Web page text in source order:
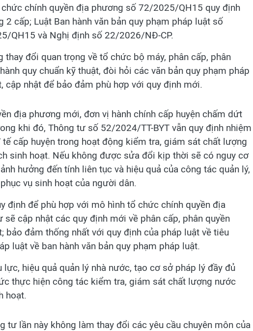
chính quyền địa phương số 72/2025/QH15 quy định
cấp; Luật Ban hành văn bản quy phạm pháp luật số
QH15 và Nghị định số 22/2026/NĐ-CP.
thay đổi quan trọng về tổ chức bộ máy, phân cấp, phân
quy chuẩn kỹ thuật, đòi hỏi các văn bản quy phạm pháp
cập nhật để bảo đảm phù hợp với quy định mới.
địa phương mới, đơn vị hành chính cấp huyện chấm dứt
khi đó, Thông tư số 52/2024/TT-BYT vẫn quy định nhiệm
tế cấp huyện trong hoạt động kiểm tra, giám sát chất lượng
sinh hoạt. Nếu không được sửa đổi kịp thời sẽ có nguy cơ
hưởng đến tính liên tục và hiệu quả của công tác quản lý,
vụ sinh hoạt của người dân.
định để phù hợp với mô hình tổ chức chính quyền địa
cập nhật các quy định mới về phân cấp, phân quyền
bảo đảm thống nhất với quy định của pháp luật về tiêu
luật về ban hành văn bản quy phạm pháp luật.
lực, hiệu quả quản lý nhà nước, tạo cơ sở pháp lý đầy đủ
thực hiện công tác kiểm tra, giám sát chất lượng nước
hoạt.
tư lần này không làm thay đổi các yêu cầu chuyên môn của